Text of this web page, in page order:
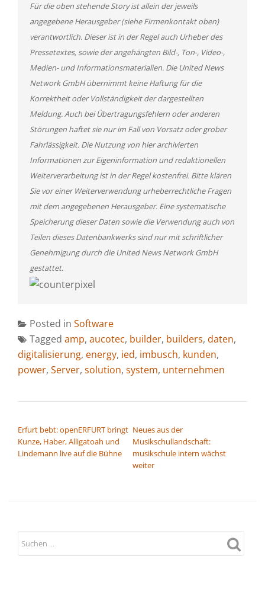
Für die oben stehende Story ist allein der jeweils
angegebene Herausgeber (siehe Firmenkontakt oben)
verantwortlich. Dieser ist in der Regel auch Urheber des
Pressetextes, sowie der angehängten Bild-, Ton-, Video-,
Medien- und Informationsmaterialien. Die United News
Network GmbH übernimmt keine Haftung für die
Korrektheit oder Vollständigkeit der dargestellten
Meldung. Auch bei Übertragungsfehlern oder anderen
Störungen haftet sie nur im Fall von Vorsatz oder grober
Fahrlässigkeit. Die Nutzung von hier archivierten
Informationen zur Eigeninformation und redaktionellen
Weiterverarbeitung ist in der Regel kostenfrei. Bitte klären
Sie vor einer Weiterverwendung urheberrechtliche Fragen
mit dem angegebenen Herausgeber. Eine systematische
Speicherung dieser Daten sowie die Verwendung auch von
Teilen dieses Datenbankwerks sind nur mit schriftlicher
Genehmigung durch die United News Network GmbH
gestattet.
Posted in Software
Tagged amp, aucotec, builder, builders, daten,
digitalisierung, energy, ied, imbusch, kunden,
power, Server, solution, system, unternehmen
Erfurt bebt: openERFURT bringt
Kunze, Haber, Alligatoah und
Lindemann live auf die Bühne
Neues aus der
Musikschullandschaft:
musikschule intern wächst
weiter